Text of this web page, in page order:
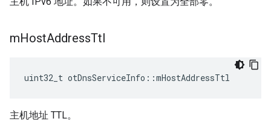
mHostAddressTtl
uint32_t otDnsServiceInfo ::mHostAddressTtl
主机地址 TTL。